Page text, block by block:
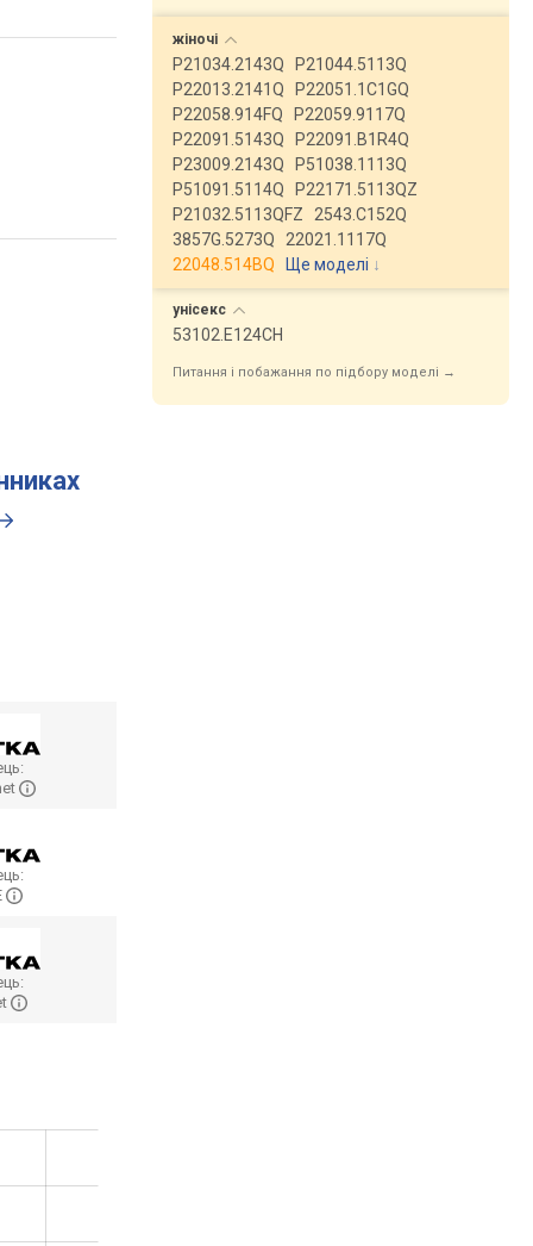
жіночі
P21034.2143Q
P21044.5113Q
P22013.2141Q
P22051.1C1GQ
P22058.914FQ
P22059.9117Q
P22091.5143Q
P22091.B1R4Q
P23009.2143Q
P51038.1113Q
P51091.5114Q
P22171.5113QZ
P21032.5113QFZ
2543.C152Q
3857G.5273Q
22021.1117Q
22048.514BQ
Ще моделі ↓
унісекс
53102.E124CH
Питання і побажання по підбору моделі →